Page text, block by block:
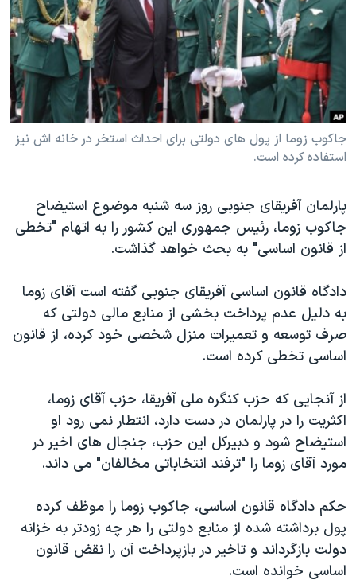
فرهنگ و زندگی
حقوق شهروندی
اقتصادی
علم و فناوری
گالری عکس
مستندها
انتخابات ریاست جمهوری آمریکا ۲۰۲۴
حمله جمهوری اسلامی به اسرائیل
رمز مهسا
اعتراضات زن، زندگی، آزادی
تریبونال مردمی آبان ۹۸
دادگاه حمید نوری
قانون شفافیت دارائی کادر رهبری ایران
اعتراضات مردمی آبان ۹۸
اسرائیل در جنگ
همایش محافظه‌کاران آمریکا «سی‌پک»
صفحه‌های ویژه
سفر پرزیدنت ترامپ به چین
دنبال کنید
زبانهای مختلف
جاکوب زوما از پول های دولتی برای احداث استخر در خانه اش نیز
استفاده کرده است.
پارلمان آفریقای جنوبی روز سه شنبه موضوع استیضاح
جاکوب زوما، رئیس جمهوری این کشور را به اتهام "تخطی
از قانون اساسی" به بحث خواهد گذاشت.
دادگاه قانون اساسی آفریقای جنوبی گفته است آقای زوما
به دلیل عدم پرداخت بخشی از منابع مالی دولتی که
صرف توسعه و تعمیرات منزل شخصی خود کرده، از قانون
اساسی تخطی کرده است.
از آنجایی که حزب کنگره ملی آفریقا، حزب آقای زوما،
اکثریت را در پارلمان در دست دارد، انتطار نمی رود او
استیضاح شود و دبیرکل این حزب، جنجال های اخیر در
مورد آقای زوما را "ترفند انتخاباتی مخالفان" می داند.
حکم دادگاه قانون اساسی، جاکوب زوما را موظف کرده
پول برداشته شده از منابع دولتی را هر چه زودتر به خزانه
دولت بازگرداند و تاخیر در بازپرداخت آن را نقض قانون
اساسی خوانده است.